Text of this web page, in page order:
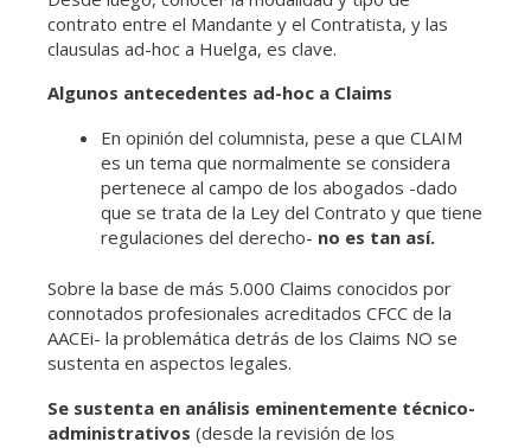
contrato entre el Mandante y el Contratista, y las
clausulas ad-hoc a Huelga, es clave.
Algunos antecedentes ad-hoc a Claims
En opinión del columnista, pese a que CLAIM
es un tema que normalmente se considera
pertenece al campo de los abogados -dado
que se trata de la Ley del Contrato y que tiene
regulaciones del derecho- no es tan así.
Sobre la base de más 5.000 Claims conocidos por
connotados profesionales acreditados CFCC de la
AACEi- la problemática detrás de los Claims NO se
sustenta en aspectos legales.
Se sustenta en análisis eminentemente técnico-
administrativos (desde la revisión de los